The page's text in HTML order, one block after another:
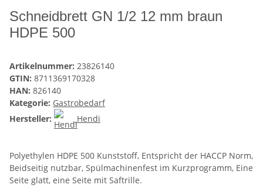
Schneidbrett GN 1/2 12 mm braun
HDPE 500
Artikelnummer: 23826140
GTIN: 8711369170328
HAN: 826140
Kategorie: Gastrobedarf
Hersteller:
Hendi
Polyethylen HDPE 500 Kunststoff, Entspricht der HACCP Norm,
Beidseitig nutzbar, Spülmachinenfest im Kurzprogramm, Eine
Seite glatt, eine Seite mit Saftrille.